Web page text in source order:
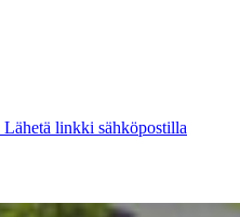
Lähetä linkki sähköpostilla